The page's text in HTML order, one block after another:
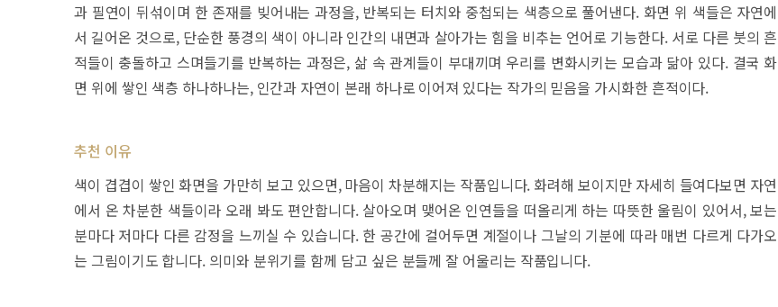
과 필연이 뒤섞이며 한 존재를 빚어내는 과정을, 반복되는 터치와 중첩되는 색층으로 풀어낸다. 화면 위 색들은 자연에
서 길어온 것으로, 단순한 풍경의 색이 아니라 인간의 내면과 살아가는 힘을 비추는 언어로 기능한다. 서로 다른 붓의 흔
적들이 충돌하고 스며들기를 반복하는 과정은, 삶 속 관계들이 부대끼며 우리를 변화시키는 모습과 닮아 있다. 결국 화
면 위에 쌓인 색층 하나하나는, 인간과 자연이 본래 하나로 이어져 있다는 작가의 믿음을 가시화한 흔적이다.
추천 이유
색이 겹겹이 쌓인 화면을 가만히 보고 있으면, 마음이 차분해지는 작품입니다. 화려해 보이지만 자세히 들여다보면 자연
에서 온 차분한 색들이라 오래 봐도 편안합니다. 살아오며 맺어온 인연들을 떠올리게 하는 따뜻한 울림이 있어서, 보는
분마다 저마다 다른 감정을 느끼실 수 있습니다. 한 공간에 걸어두면 계절이나 그날의 기분에 따라 매번 다르게 다가오
는 그림이기도 합니다. 의미와 분위기를 함께 담고 싶은 분들께 잘 어울리는 작품입니다.